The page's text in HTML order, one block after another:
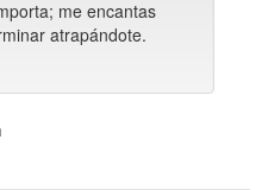
me encantas
atrapándote.